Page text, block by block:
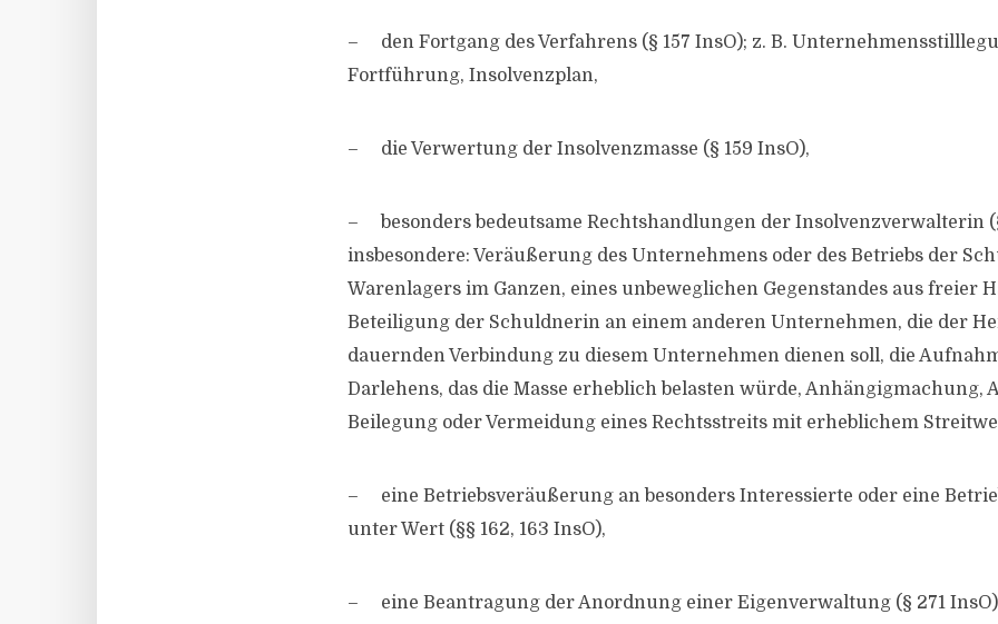
– den Fortgang des Verfahrens (§ 157 InsO); z. B.
Fortführung, Insolvenzplan,
– die Verwertung der Insolvenzmasse (§ 159 InsO),
– besonders bedeutsame Rechtshandlungen der Insolvenzverwalterin
insbesondere: Veräußerung des Unternehmens oder des Betriebs der
Warenlagers im Ganzen, eines unbeweglichen Gegenstandes aus freier
Beteiligung der Schuldnerin an einem anderen Unternehmen, die der
dauernden Verbindung zu diesem Unternehmen dienen soll, die
Darlehens, das die Masse erheblich belasten würde, Anhängigmachung,
Beilegung oder Vermeidung eines Rechtsstreits mit erheblichem
– eine Betriebsveräußerung an besonders Interessierte oder eine
unter Wert (§§ 162, 163 InsO),
– eine Beantragung der Anordnung einer Eigenverwaltung (§ 271